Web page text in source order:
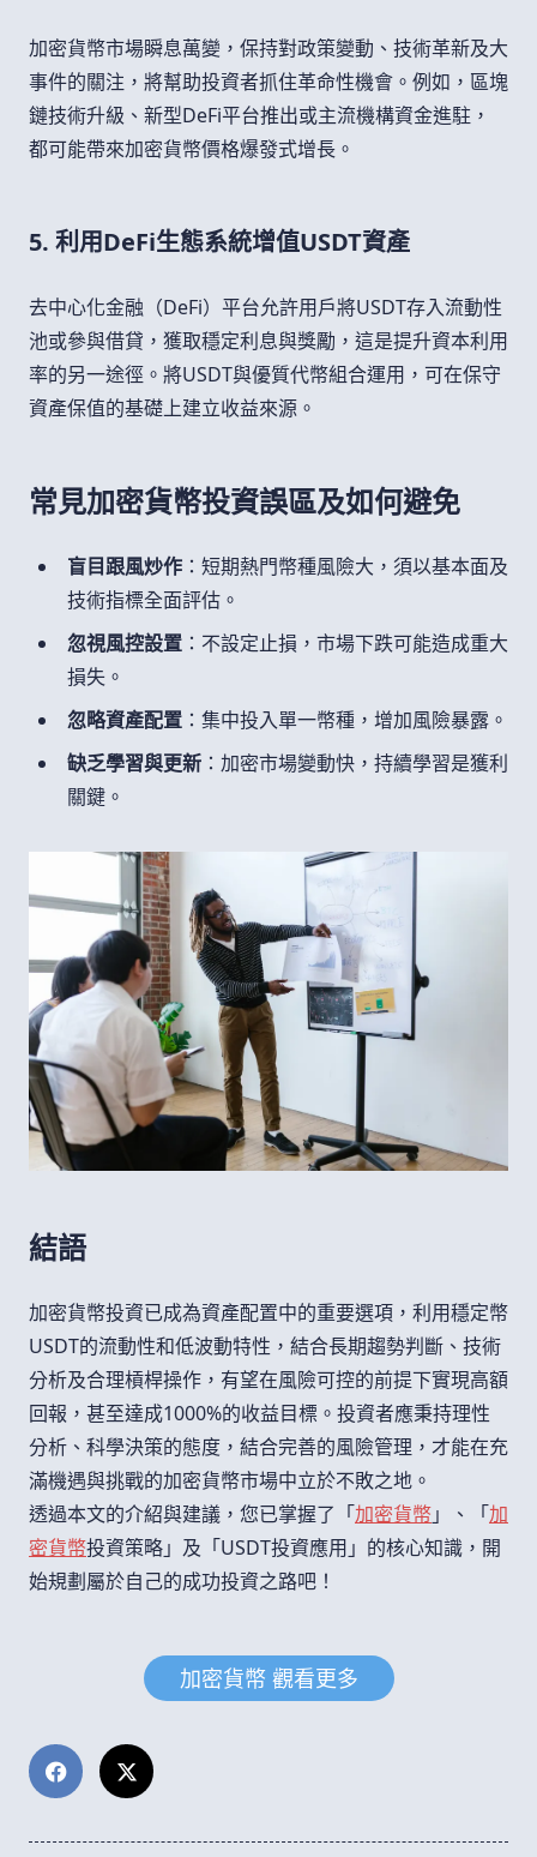
加密貨幣市場瞬息萬變，保持對政策變動、技術革新及大
事件的關注，將幫助投資者抓住革命性機會。例如，區塊
鏈技術升級、新型DeFi平台推出或主流機構資金進駐，
都可能帶來加密貨幣價格爆發式增長。
5. 利用DeFi生態系統增值USDT資產
去中心化金融（DeFi）平台允許用戶將USDT存入流動性
池或參與借貸，獲取穩定利息與獎勵，這是提升資本利用
率的另一途徑。將USDT與優質代幣組合運用，可在保守
資產保值的基礎上建立收益來源。
常見加密貨幣投資誤區及如何避免
盲目跟風炒作 ：短期熱門幣種風險大，須以基本面及
技術指標全面評估。
忽視風控設置 ：不設定止損，市場下跌可能造成重大
損失。
忽略資產配置 ：集中投入單一幣種，增加風險暴露。
缺乏學習與更新 ：加密市場變動快，持續學習是獲利
關鍵。
結語
加密貨幣投資已成為資產配置中的重要選項，利用穩定幣
USDT的流動性和低波動特性，結合長期趨勢判斷、技術
分析及合理槓桿操作，有望在風險可控的前提下實現高額
回報，甚至達成1000%的收益目標。投資者應秉持理性
分析、科學決策的態度，結合完善的風險管理，才能在充
滿機遇與挑戰的加密貨幣市場中立於不敗之地。
透過本文的介紹與建議，您已掌握了「加密貨幣」、「加
密貨幣投資策略」及「USDT投資應用」的核心知識，開
始規劃屬於自己的成功投資之路吧！
加密貨幣 觀看更多